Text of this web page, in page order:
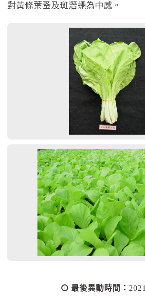
對黃條葉蚤及斑潛蠅為中感。
最後異動時間：